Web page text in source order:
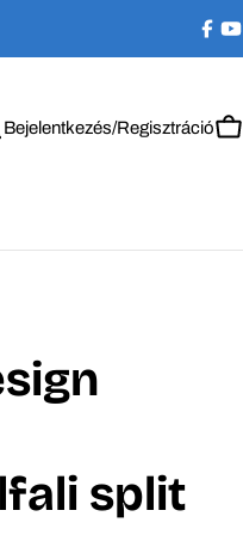
Bejelentkezés/Regisztráció
split